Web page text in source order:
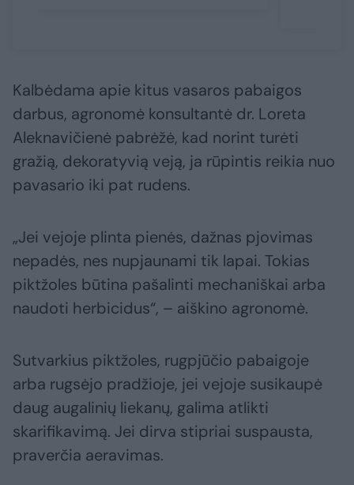
Kalbėdama apie kitus vasaros pabaigos
darbus, agronomė konsultantė dr. Loreta
Aleknavičienė pabrėžė, kad norint turėti
gražią, dekoratyvią veją, ja rūpintis reikia nuo
pavasario iki pat rudens.
„Jei vejoje plinta pienės, dažnas pjovimas
nepadės, nes nupjaunami tik lapai. Tokias
piktžoles būtina pašalinti mechaniškai arba
naudoti herbicidus“, – aiškino agronomė.
Sutvarkius piktžoles, rugpjūčio pabaigoje
arba rugsėjo pradžioje, jei vejoje susikaupė
daug augalinių liekanų, galima atlikti
skarifikavimą. Jei dirva stipriai suspausta,
praverčia aeravimas.